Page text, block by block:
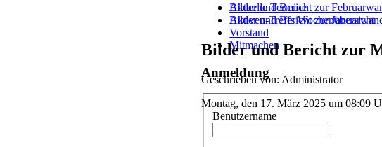
Bilder und Bericht zur
Bilder und Bericht zur
Bilder und Bericht zur
Geschrieben von: Administrator
Montag, den 17. März 2025 um 08:09
Aktuelle Termine
Aktiven-Treffs Wochenübersicht
Vorstand
Mitmachen
Anmeldung
Benutzername